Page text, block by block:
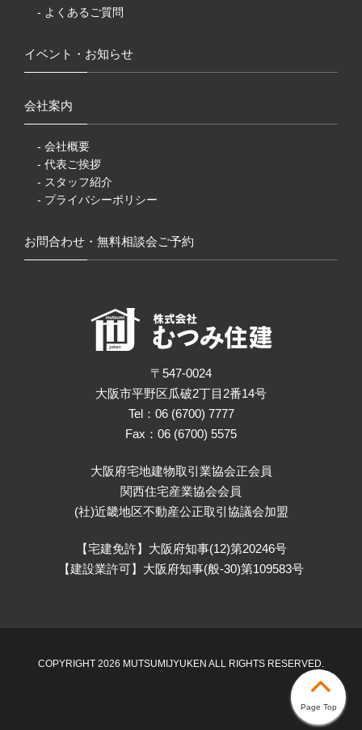
Page Top
- よくあるご質問
イベント・お知らせ
会社案内
- 会社概要
- 代表ご挨拶
- スタッフ紹介
- プライバシーポリシー
お問合わせ・無料相談会ご予約
〒547-0024
大阪市平野区瓜破2丁目2番14号
Tel：06 (6700) 7777
Fax：06 (6700) 5575
大阪府宅地建物取引業協会正会員
関西住宅産業協会会員
(社)近畿地区不動産公正取引協議会加盟
【宅建免許】大阪府知事(12)第20246号
【建設業許可】大阪府知事(般-30)第109583号
COPYRIGHT 2026 MUTSUMIJYUKEN ALL RIGHTS RESERVED.